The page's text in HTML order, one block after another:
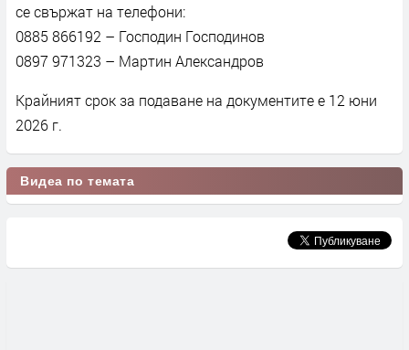
се свържат на телефони:
0885 866192 – Господин Господинов
0897 971323 – Мартин Александров
Крайният срок за подаване на документите е 12 юни
2026 г.
Видеа по темата